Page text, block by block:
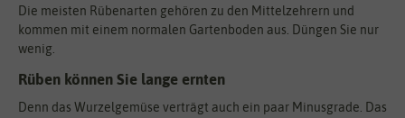
Die meisten Rübenarten gehören zu den Mittelzehrern und
kommen mit einem normalen Gartenboden aus. Düngen Sie nur
wenig.
Rüben können Sie lange ernten
Denn das Wurzelgemüse verträgt auch ein paar Minusgrade. Das